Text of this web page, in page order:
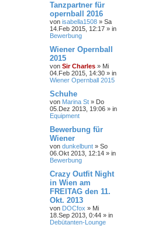
Tanzpartner für
opernball 2016
von isabella1508 » Sa
14.Feb 2015, 12:17 » in
Bewerbung
Wiener Opernball
2015
von Sir Charles » Mi
04.Feb 2015, 14:30 » in
Wiener Opernball 2015
Schuhe
von Marina St » Do
05.Dez 2013, 19:06 » in
Equipment
Bewerbung für
Wiener
von dunkelbunt » So
06.Okt 2013, 12:14 » in
Bewerbung
Crazy Outfit Night
in Wien am
FREITAG den 11.
Okt. 2013
von DOCfox » Mi
18.Sep 2013, 0:44 » in
Debütanten-Lounge